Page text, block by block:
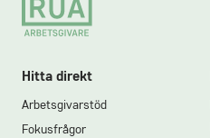
Hitta direkt
Arbetsgivarstöd
Fokusfrågor